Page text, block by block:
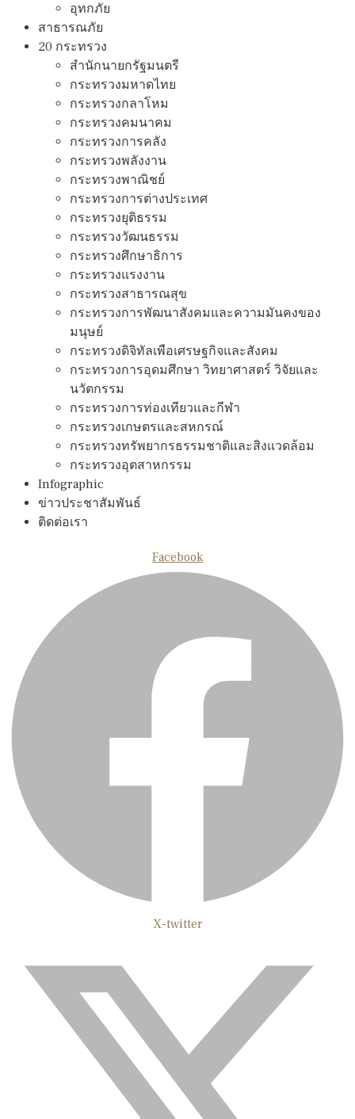
อุทกภัย
สาธารณภัย
20 กระทรวง
สํานักนายกรัฐมนตรี
กระทรวงมหาดไทย
กระทรวงกลาโหม
กระทรวงคมนาคม
กระทรวงการคลัง
กระทรวงพลังงาน
กระทรวงพาณิชย์
กระทรวงการต่างประเทศ
กระทรวงยุติธรรม
กระทรวงวัฒนธรรม
กระทรวงศึกษาธิการ
กระทรวงแรงงาน
กระทรวงสาธารณสุข
กระทรวงการพัฒนาสังคมและความมันคงของ
มนุษย์
กระทรวงดิจิทัลเพือเศรษฐกิจและสังคม
กระทรวงการอุดมศึกษา วิทยาศาสตร์ วิจัยและ
นวัตกรรม
กระทรวงการท่องเทียวและกีฬา
กระทรวงเกษตรและสหกรณ์
กระทรวงทรัพยากรธรรมชาติและสิงแวดล้อม
กระทรวงอุตสาหกรรม
Infographic
ข่าวประชาสัมพันธ์
ติดต่อเรา
Facebook
X-twitter